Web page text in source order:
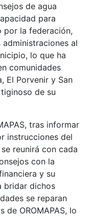
de agua
para
por la federación,
al
lo que ha
comunidades
El Porvenir y San
de su
tras informar
instrucciones del
reunirá con cada
con la
y su
bridar dichos
se reparan
de OROMAPAS, lo